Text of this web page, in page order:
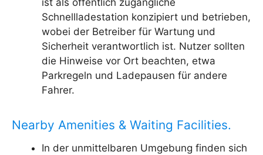
ist als öffentlich zugängliche
Schnellladestation konzipiert und betrieben,
wobei der Betreiber für Wartung und
Sicherheit verantwortlich ist. Nutzer sollten
die Hinweise vor Ort beachten, etwa
Parkregeln und Ladepausen für andere
Fahrer.
Nearby Amenities & Waiting Facilities.
In der unmittelbaren Umgebung finden sich